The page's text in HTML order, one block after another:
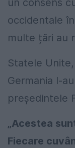
un consens
occidentale
multe țări au
Statele
Germania l-
președintele
„Acestea
Fiecare